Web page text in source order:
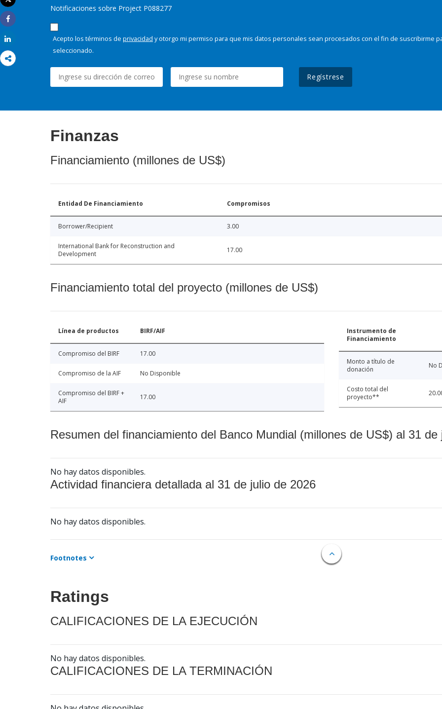
Imprimir
Share
Notificaciones sobre Project P088277
Acepto los términos de privacidad y otorgo mi permiso para que mis datos personales sean procesados con el fin de suscribirme
seleccionado.
Regístrese
Finanzas
Financiamiento (millones de US$)
Entidad De Financiamiento Compromisos
Borrower/Recipient 3.00
International Bank for Reconstruction and
Development
17.00
Financiamiento total del proyecto (millones de US$)
Línea de productos BIRF/AIF
Compromiso del BIRF 17.00
Compromiso de la AIF No Disponible
Compromiso del BIRF +
AIF
17.00
Instrumento de
Financiamiento
Monto a título de
donación
No
Costo total del
proyecto**
Resumen del financiamiento del Banco Mundial (millones de US$) al 31 de
No hay datos disponibles.
Actividad financiera detallada al 31 de julio de 2026
No hay datos disponibles.
Footnotes
Ratings
CALIFICACIONES DE LA EJECUCIÓN
No hay datos disponibles.
CALIFICACIONES DE LA TERMINACIÓN